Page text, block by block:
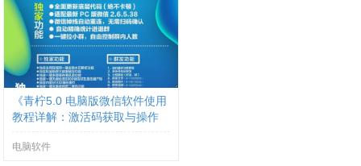
《青柠5.0 电脑版微信软件使用
教程详解：激活码获取与操作
电脑软件